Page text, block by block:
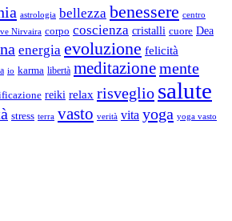
astrologia bellezza benessere centro
Nirvaira corpo coscienza cristalli cuore Dea
energia evoluzione felicità
io karma libertà meditazionemente
reiki relax risveglio salute
stress terra vasto verità vita yoga yoga vasto